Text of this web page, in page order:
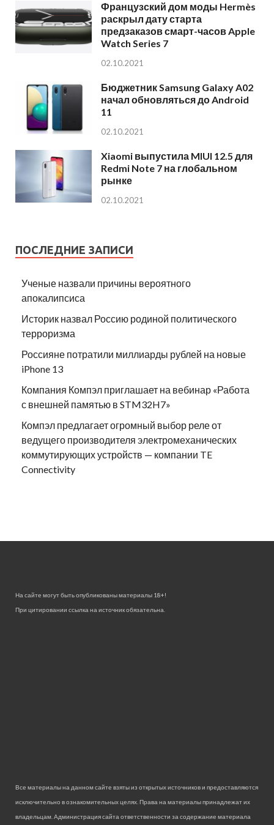
Французский дом моды Hermès
раскрыл дату старта
предзаказов смарт-часов Apple
Watch Series 7
02.10.2021
Бюджетник Samsung Galaxy A02
начал обновляться до Android
11
02.10.2021
Xiaomi выпустила MIUI 12.5 для
Redmi Note 7 на глобальном
рынке
02.10.2021
ПОСЛЕДНИЕ ЗАПИСИ
Ученые назвали причины вероятного
апокалипсиса
Историк назвал Россию родиной политического
терроризма
Россияне потратили миллиарды рублей на новые
iPhone 13
Компания Компэл приглашает на вебинар «Работа
с внешней памятью в STM32H7»
Компэл предлагает огромный выбор реле от
ведущего производителя электромеханических
коммутирующих устройств — компании TE
Connectivity
На сайте могут быть опубликованы материалы 18+!
При цитировании ссылка на источник обязательна.
Все материалы на данном сайте взяты из открытых источников и предоставляются
исключительно в ознакомительных целях. Права на материалы принадлежат их
владельцам. Администрация сайта ответственности за содержание материала